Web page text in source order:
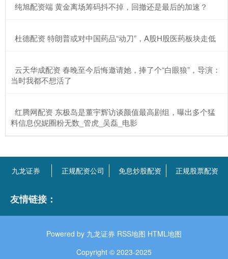
​纯旭配资端 黄金离场筹码抖不掉，回撤还是最后的加速？
​杜德配资 特朗普或对中国药品“动刀”，A股H股医药板块走低
​云天华成配资 春晚至今后悔邀请她，捧了个“白眼狼”，导演：
当时我都不想活了
​红腾网配资 东极岛是董宇辉访谈颜值最高剧组，曝出多个猛
料信息倪妮圈粉无数_管虎_吴磊_电影
九龙证券 正规配资公司 免息炒股配资 正规股票配资
友情链接：
Powered by 九龙证券 RSS地图 HTML地图
Copyright © 2023-2025